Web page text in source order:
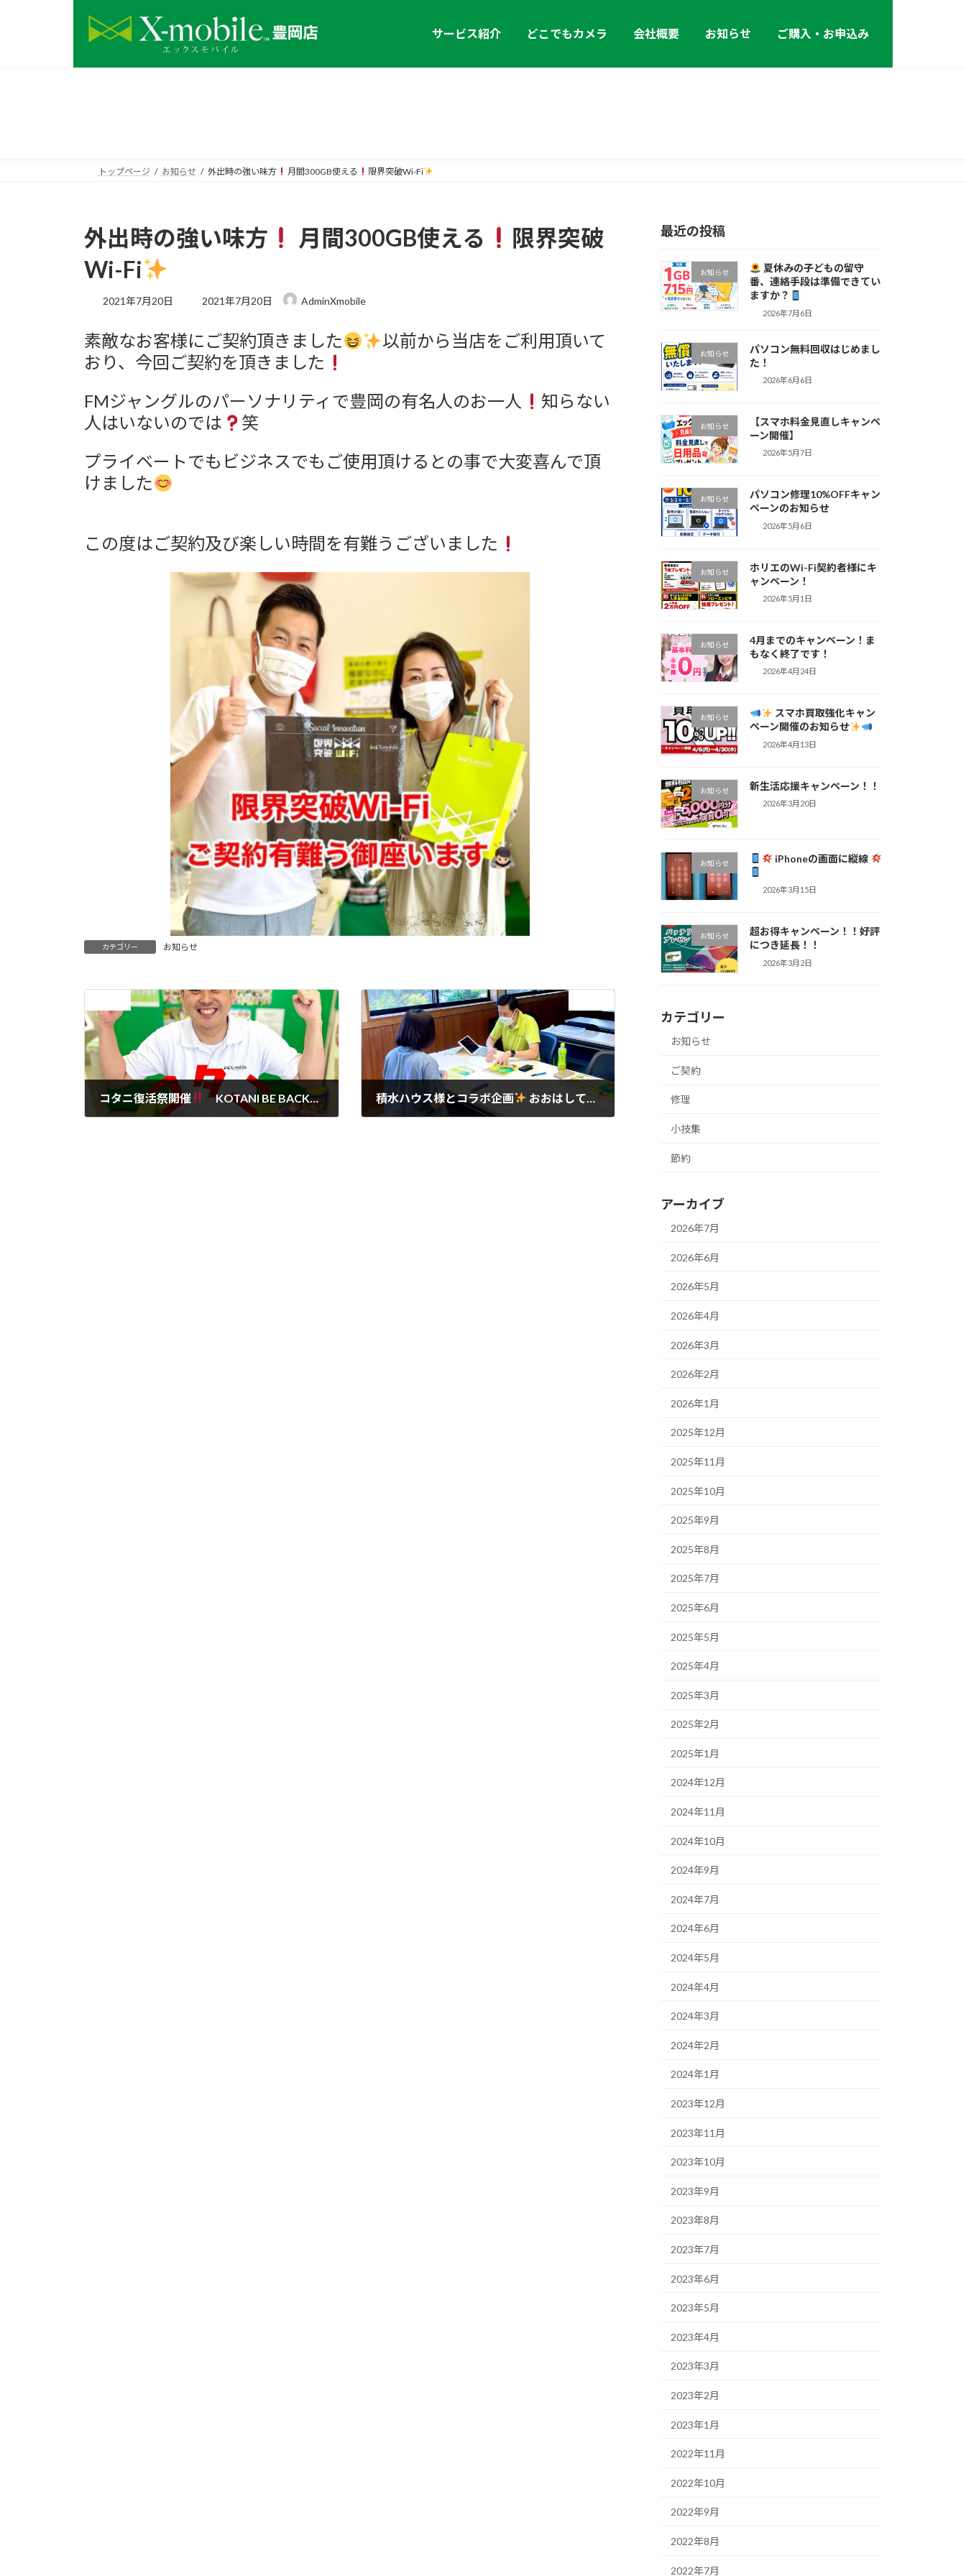
サービス紹介 どこでもカメラ 会社概要 お知らせ ご購入・お申込み
トップページ お知らせ 外出時の強い味方 月間300GB使える 限界突破Wi-Fi
外出時の強い味方 月間300GB使える
限界突破
Wi-Fi
2021年7月20日
最
新
日
時
2021年7月20日 AdminXmobile
素敵なお客様にご契約頂きました
以前から当店をご利用頂いて
おり、今回ご契約を頂きました
FMジャングルのパーソナリティで豊岡の有名人のお一人
知らない
人はいないのでは
笑
プライベートでもビジネスでもご使用頂けるとの事で大変喜んで頂
けました
この度はご契約及び楽しい時間を有難うございました
カテゴリー お知らせ
コタニ復活祭開催 KOTANI BE BACK 積水ハウス様とコラボ企画 おおはしてんちょーのスマホ教室
最近の投稿
お知らせ
夏休みの子どもの留守
番、連絡手段は準備できてい
ますか？
2026年7月6日
お知らせ
パソコン無料回収はじめまし
た！
2026年6月6日
お知らせ
【スマホ料金見直しキャンペ
ーン開催】
2026年5月7日
お知らせ
パソコン修理10%OFFキャン
ペーンのお知らせ
2026年5月6日
お知らせ
ホリエのWi-Fi契約者様にキ
ャンペーン！
2026年5月1日
お知らせ
4月までのキャンペーン！ま
もなく終了です！
2026年4月24日
お知らせ
スマホ買取強化キャン
ペーン開催のお知らせ
2026年4月13日
お知らせ 新生活応援キャンペーン！！
2026年3月20日
お知らせ iPhoneの画面に縦線
2026年3月15日
お知らせ
超お得キャンペーン！！好評
につき延長！！
2026年3月2日
カテゴリー
お知らせ
ご契約
修理
小技集
節約
アーカイブ
2026年7月
2026年6月
2026年5月
2026年4月
2026年3月
2026年2月
2026年1月
2025年12月
2025年11月
2025年10月
2025年9月
2025年8月
2025年7月
2025年6月
2025年5月
2025年4月
2025年3月
2025年2月
2025年1月
2024年12月
2024年11月
2024年10月
2024年9月
2024年7月
2024年6月
2024年5月
2024年4月
2024年3月
2024年2月
2024年1月
2023年12月
2023年11月
2023年10月
2023年9月
2023年8月
2023年7月
2023年6月
2023年5月
2023年4月
2023年3月
2023年2月
2023年1月
2022年11月
2022年10月
2022年9月
2022年8月
2022年7月